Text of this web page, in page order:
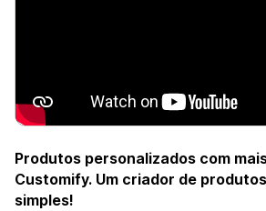
Produtos personalizados com
Customify. Um criador de
simples!